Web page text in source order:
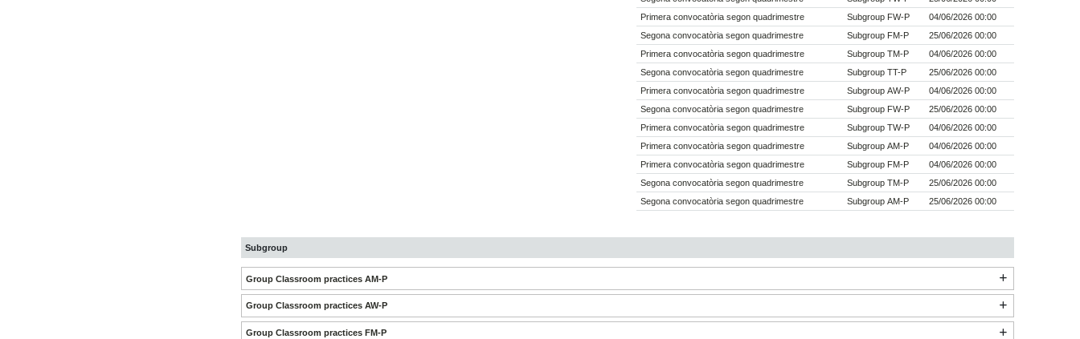
Primera convocatòria segon quadrimestre
Subgroup FW-P
04/06/2026 00:00
Segona convocatòria segon quadrimestre
Subgroup FM-P
25/06/2026 00:00
Primera convocatòria segon quadrimestre
Subgroup TM-P
04/06/2026 00:00
Segona convocatòria segon quadrimestre
Subgroup TT-P
25/06/2026 00:00
Primera convocatòria segon quadrimestre
Subgroup AW-P
04/06/2026 00:00
Segona convocatòria segon quadrimestre
Subgroup FW-P
25/06/2026 00:00
Primera convocatòria segon quadrimestre
Subgroup TW-P
04/06/2026 00:00
Primera convocatòria segon quadrimestre
Subgroup AM-P
04/06/2026 00:00
Primera convocatòria segon quadrimestre
Subgroup FM-P
04/06/2026 00:00
Segona convocatòria segon quadrimestre
Subgroup TM-P
25/06/2026 00:00
Segona convocatòria segon quadrimestre
Subgroup AM-P 25/06/2026 00:00
Subgroup
Group Classroom practices AM-P
Group Classroom practices AW-P
Group Classroom practices FM-P